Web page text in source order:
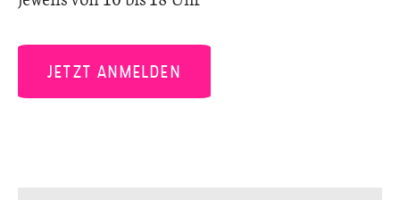
JETZT ANMELDEN